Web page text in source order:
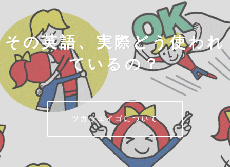
その英語、実際どう使われ
ているの？
ツカウエイゴについて